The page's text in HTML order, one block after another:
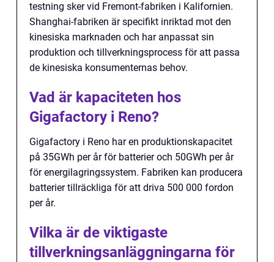
testning sker vid Fremont-fabriken i Kalifornien.
Shanghai-fabriken är specifikt inriktad mot den
kinesiska marknaden och har anpassat sin
produktion och tillverkningsprocess för att passa
de kinesiska konsumenternas behov.
Vad är kapaciteten hos
Gigafactory i Reno?
Gigafactory i Reno har en produktionskapacitet
på 35GWh per år för batterier och 50GWh per år
för energilagringssystem. Fabriken kan producera
batterier tillräckliga för att driva 500 000 fordon
per år.
Vilka är de viktigaste
tillverkningsanläggningarna för